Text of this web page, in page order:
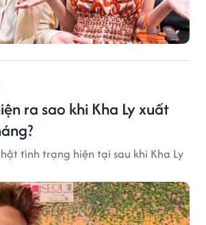
ra sao khi Kha Ly xuất
tình trạng hiện tại sau khi Kha Ly